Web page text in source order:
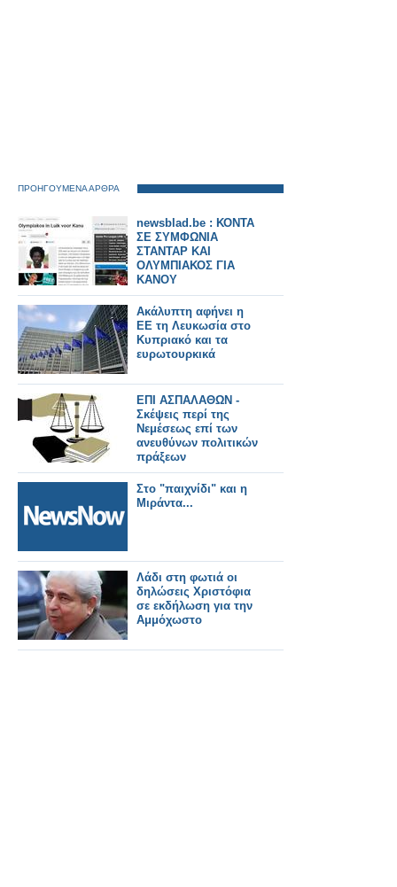
ΠΡΟΗΓΟΥΜΕΝΑ ΑΡΘΡΑ
newsblad.be : ΚΟΝΤΑ
ΣΕ ΣΥΜΦΩΝΙΑ
ΣΤΑΝΤΑΡ ΚΑΙ
ΟΛΥΜΠΙΑΚΟΣ ΓΙΑ
ΚΑΝΟΥ
Ακάλυπτη αφήνει η
ΕΕ τη Λευκωσία στο
Κυπριακό και τα
ευρωτουρκικά
ΕΠΙ ΑΣΠΑΛΑΘΩΝ -
Σκέψεις περί της
Νεμέσεως επί των
ανευθύνων πολιτικών
πράξεων
Στο "παιχνίδι" και η
Μιράντα...
Λάδι στη φωτιά οι
δηλώσεις Χριστόφια
σε εκδήλωση για την
Αμμόχωστο